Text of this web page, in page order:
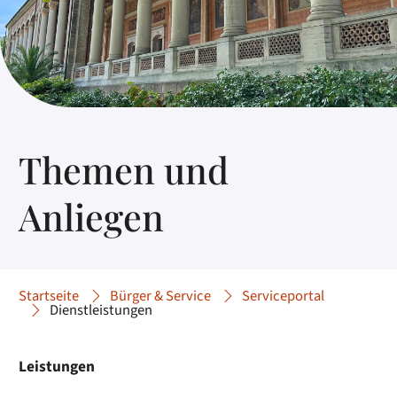
Themen und
Anliegen
Startseite Bürger & Service Serviceportal
Dienstleistungen
Leistungen